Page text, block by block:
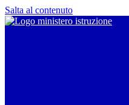
Salta al contenuto